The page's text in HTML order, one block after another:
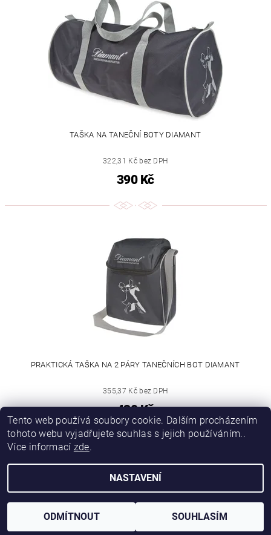
TAŠKA NA TANEČNÍ BOTY DIAMANT
322,31 Kč bez DPH
390 Kč
PRAKTICKÁ TAŠKA NA 2 PÁRY TANEČNÍCH BOT DIAMANT
355,37 Kč bez DPH
430 Kč
2026 © nejtanecniboty.cz, všechna práva vyhrazenaUpravit nastavení cookies
Tento web používá soubory cookie. Dalším procházením
tohoto webu vyjadřujete souhlas s jejich používáním..
Více informací zde.
NASTAVENÍ
ODMÍTNOUT SOUHLASÍM